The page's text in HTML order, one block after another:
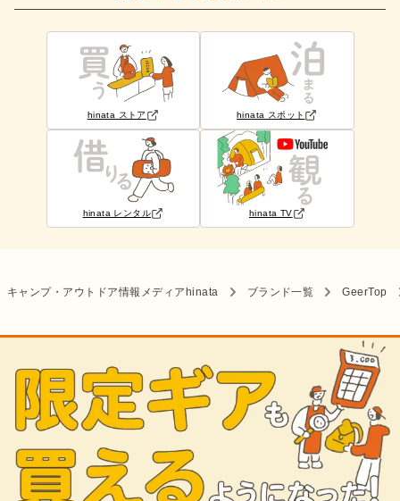
hinata ストア hinata スポット
hinata レンタル hinata TV
キャンプ・アウトドア情報メディアhinata ブランド一覧 GeerTop